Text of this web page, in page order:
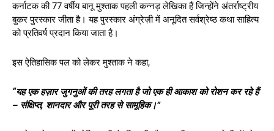
कर्नाटक की 77 वर्षीय बानू मुश्ताक पहली कन्नड़ लेखिका हैं जिन्होंने अंतर्राष्ट्रीय
बुकर पुरस्कार जीता है। यह पुरस्कार अंग्रेज़ी में अनूदित सर्वश्रेष्ठ कथा साहित्य
को प्रतिवर्ष प्रदान किया जाता है।
इस ऐतिहासिक पल को लेकर मुश्ताक ने कहा,
“यह एक हज़ार जुगनुओं की तरह लगता है जो एक ही आकाश को रोशन कर रहे हैं
– संक्षिप्त, शानदार और पूरी तरह से सामूहिक।”